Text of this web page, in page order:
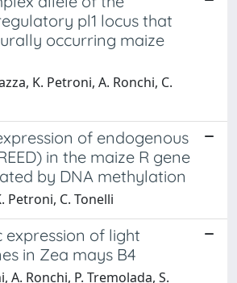
pl1 locus that
occurring maize
K. Petroni, A. Ronchi, C.
of endogenous
in the maize R gene
by DNA methylation
Petroni, C. Tonelli
expression of light
in Zea mays B4
A. Ronchi, P. Tremolada, S.